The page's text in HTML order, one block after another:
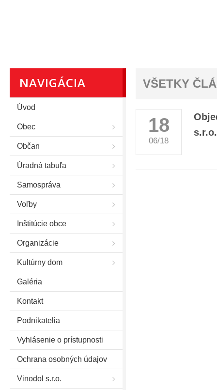
NAVIGÁCIA
Úvod
Obec
Občan
Úradná tabuľa
Samospráva
Voľby
Inštitúcie obce
Organizácie
Kultúrny dom
Galéria
Kontakt
Podnikatelia
Vyhlásenie o prístupnosti
Ochrana osobných údajov
Vinodol s.r.o.
VŠETKY
18
06/18
s.r.o.